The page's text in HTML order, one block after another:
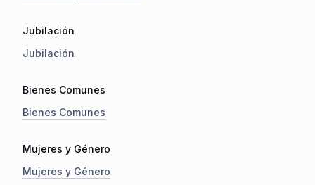
Jubilación
Jubilación
Bienes Comunes
Bienes Comunes
Mujeres y Género
Mujeres y Género